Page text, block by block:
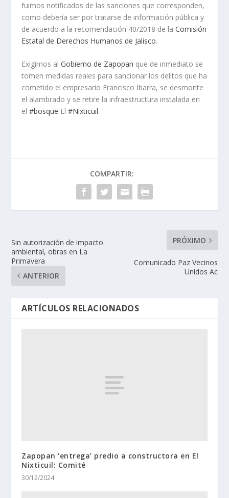
fuimos notificados de las sanciones que corresponden,
como debería ser por tratarse de información pública y
de acuerdo a la recomendación 40/2018 de laComisión
Estatal de Derechos Humanos de Jalisco.
Exigimos alGobierno de Zapopan que de inmediato se
tomen medidas reales para sancionar los delitos que ha
cometido el empresario Francisco Ibarra, se desmonte
el alambrado y se retire la infraestructura instalada en
el#bosque El#Nixticuil.
COMPARTIR:
Sin autorización de impacto
ambiental, obras en La
Primavera
ANTERIOR
PRÓXIMO
Comunicado Paz Vecinos
Unidos Ac
ARTÍCULOS RELACIONADOS
Zapopan ‘entrega’ predio a constructora en El
Nixticuil: Comité
30/12/2024